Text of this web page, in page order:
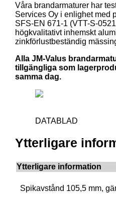
Våra brandarmaturer har
Services Oy i enlighet med
SFS-EN 671-1 (VTT-S-
högkvalitativt inhemskt
zinkförlustbeständig
Alla JM-Valus
tillgängliga som
samma dag.
DATABLAD
Ytterligare
Ytterligare information
Spikavstånd 105,5 mm,